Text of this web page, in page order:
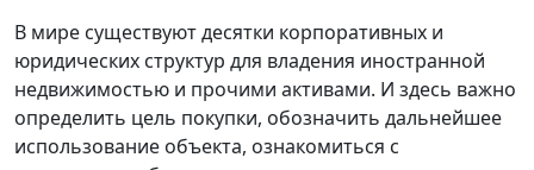
В мире существуют десятки корпоративных и
юридических структур для владения иностранной
недвижимостью и прочими активами. И здесь важно
определить цель покупки, обозначить дальнейшее
использование объекта, ознакомиться с